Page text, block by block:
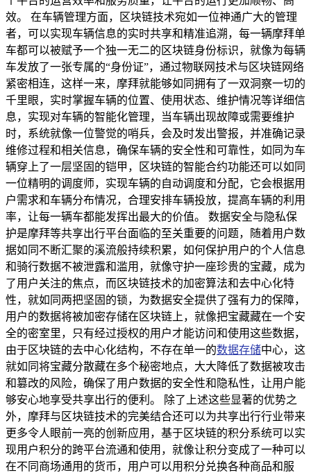
效。 在车辆管理方面，区块链技术宛如一位神通广大的管理
者，可以实现车辆信息的实时共享和精准追溯，每一辆摩拜单
车都可以被赋予一个独一无二的区块链身份标识，就像为每辆
车发放了一张专属的“身份证”，通过物联网技术与区块链网络
紧密相连，这样一来，摩拜就能够如同拥有了一双洞察一切的
千里眼，实时掌握车辆的位置、使用状态、维护情况等详细信
息，实现对车辆的智能化管理，当车辆出现故障或需要维护
时，系统就像一位警觉的哨兵，会及时发出警报，并准确记录
维修过程和相关信息，确保车辆的安全性和可靠性，如同为车
辆穿上了一层坚固的铠甲，区块链的智能合约功能还可以如同
一位精明的调度师，实现车辆的自动调度和分配，它会根据用
户需求和车辆分布情况，合理安排车辆投放，提高车辆的利用
率，让每一辆车都能发挥出最大的价值。 数据安全与隐私保
护是摩拜等共享出行平台面临的至关重要的问题，随着用户数
据如同不断汇聚的溪流般持续积累，如何保护用户的个人信息
和骑行数据不被泄露和滥用，就像守护一座珍贵的宝藏，成为
了用户关注的焦点，而区块链技术的加密算法和去中心化特
性，就如同两把坚固的锁，为数据安全提供了强有力的保障，
用户的数据将被加密存储在区块链上，就像把宝藏藏在一个安
全的密室里，只有经过授权的用户才能访问和使用这些数据，
由于区块链的去中心化结构，不存在单一的数据存储中心，这
就如同将宝藏分散藏在多个秘密地点，大大降低了数据被攻击
和篡改的风险，确保了用户数据的安全性和隐私性，让用户能
够安心地享受共享出行的便利。 除了上述这些显著的优势之
外，摩拜与区块链技术的完美结合还可以为共享出行行业带来
更多令人眼前一亮的创新应用，基于区块链的积分系统可以实
现用户积分的跨平台流通和使用，就像让积分变成了一种可以
在不同商场通用的货币，用户可以用积分兑换各种商品和服